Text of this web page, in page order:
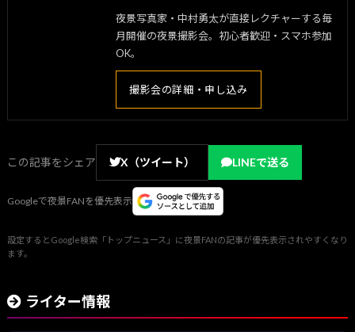
夜景写真家・中村勇太が直接レクチャーする毎
月開催の夜景撮影会。初心者歓迎・スマホ参加
OK。
撮影会の詳細・申し込み
この記事をシェア X（ツイート） LINEで送る
Googleで夜景FANを優先表示
設定するとGoogle検索「トップニュース」に夜景FANの記事が優先表示されやすくなり
ます。
ライター情報